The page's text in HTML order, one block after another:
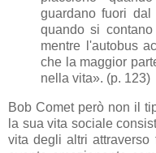
guardano fuori
quando si
mentre l'autobus
che la maggior
nella vita». (p. 123)
Bob Comet però non il
la sua vita sociale
vita degli altri